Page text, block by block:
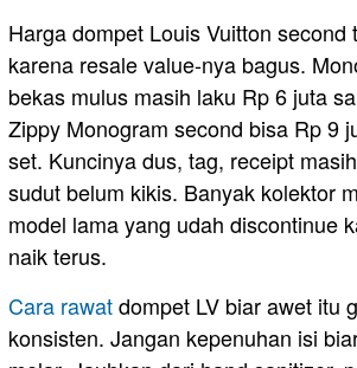
Harga dompet Louis Vuitton second
karena resale value-nya bagus.
bekas mulus masih laku Rp 6 juta
Zippy Monogram second bisa Rp 9
set. Kuncinya dus, tag, receipt
sudut belum kikis. Banyak kolektor
model lama yang udah discontinue
naik terus.
Cara rawatdompet LV biar awet itu
konsisten. Jangan kepenuhan isi